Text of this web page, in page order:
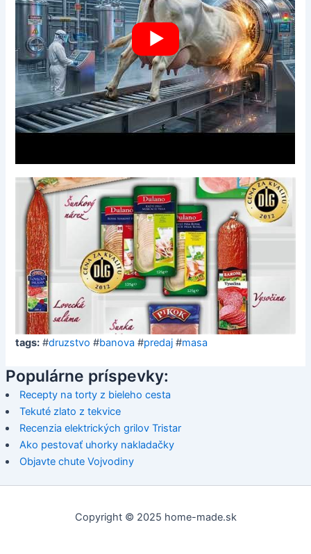
tags: #druzstvo #banova #predaj #masa
Populárne príspevky:
Recepty na torty z bieleho cesta
Tekuté zlato z tekvice
Recenzia elektrických grilov Tristar
Ako pestovať uhorky nakladačky
Objavte chute Vojvodiny
Copyright © 2025 home-made.sk